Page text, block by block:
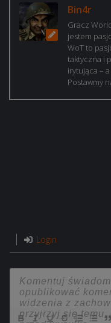
Bin4r
Gracz
jestem
WoT to
taktyczna i
irytująca –
Postawmy
Login